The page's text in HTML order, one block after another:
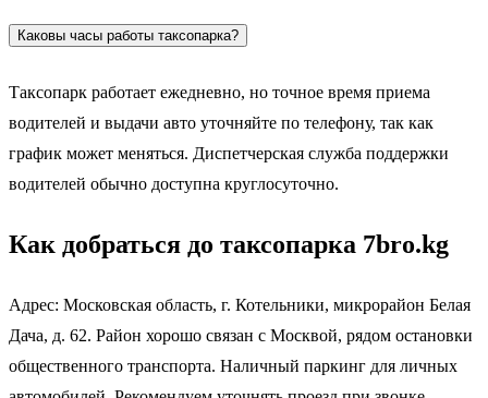
Каковы часы работы таксопарка?
Таксопарк работает ежедневно, но точное время приема
водителей и выдачи авто уточняйте по телефону, так как
график может меняться. Диспетчерская служба поддержки
водителей обычно доступна круглосуточно.
Как добраться до таксопарка 7bro.kg
Адрес: Московская область, г. Котельники, микрорайон Белая
Дача, д. 62. Район хорошо связан с Москвой, рядом остановки
общественного транспорта. Наличный паркинг для личных